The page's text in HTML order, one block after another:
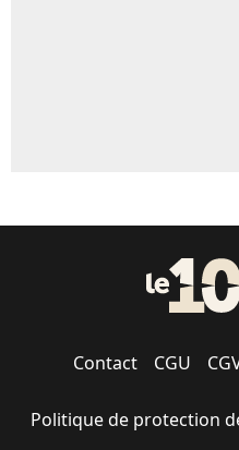
Contact CGU
Politique de protection